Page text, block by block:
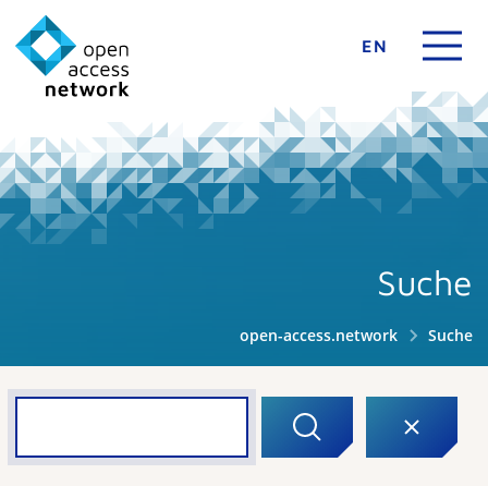
EN
Suche
open-access.network Suche